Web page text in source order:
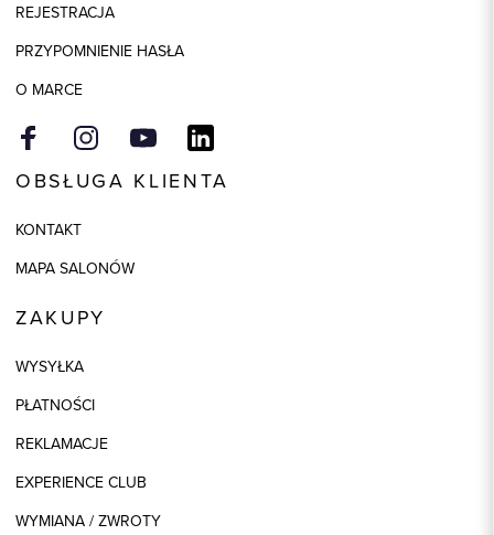
REJESTRACJA
PRZYPOMNIENIE HASŁA
O MARCE
OBSŁUGA KLIENTA
KONTAKT
MAPA SALONÓW
ZAKUPY
WYSYŁKA
PŁATNOŚCI
REKLAMACJE
EXPERIENCE CLUB
WYMIANA / ZWROTY